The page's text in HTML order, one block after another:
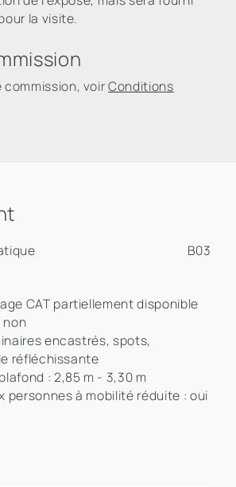
la visite.
commission, voirConditions
B03
CAT partiellement disponible
non
encastrés, spots,
réfléchissante
: 2,85 m - 3,30 m
personnes à mobilité réduite : oui